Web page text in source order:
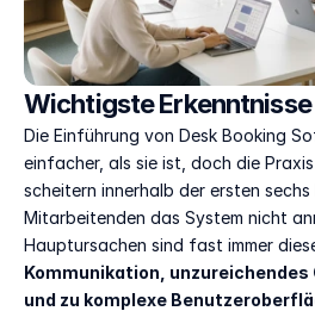
Wichtigste Erkenntnisse
Die Einführung von Desk Booking
einfacher, als sie ist, doch die
scheitern innerhalb der ersten
Mitarbeitenden das System nicht
Hauptursachen sind fast immer
Kommunikation, unzureichendes
und zu komplexe